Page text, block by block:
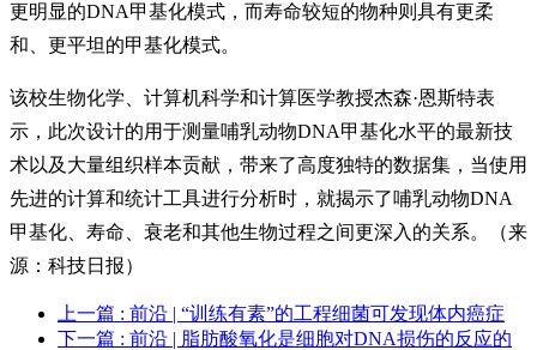
更明显的DNA甲基化模式，而寿命较短的物种则具有更柔
和、更平坦的甲基化模式。
该校生物化学、计算机科学和计算医学教授杰森·恩斯特表
示，此次设计的用于测量哺乳动物DNA甲基化水平的最新技
术以及大量组织样本贡献，带来了高度独特的数据集，当使用
先进的计算和统计工具进行分析时，就揭示了哺乳动物DNA
甲基化、寿命、衰老和其他生物过程之间更深入的关系。
（来
源：科技日报）
上一篇 : 前沿 | “训练有素”的工程细菌可发现体内癌症
下一篇 : 前沿 | 脂肪酸氧化是细胞对DNA损伤的反应的